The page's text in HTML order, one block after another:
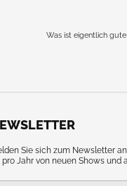
Was ist eigentlich
Sie sich zum Newsletter
pro Jahr von neuen Shows und